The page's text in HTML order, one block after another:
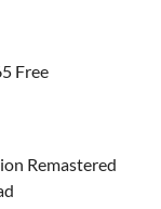
Free
Remastered